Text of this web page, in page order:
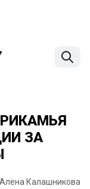
ЗА
Калашникова